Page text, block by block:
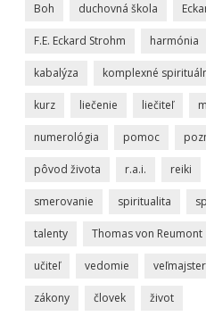
Boh duchovná škola
F.E. Eckard Strohm harmónia
kabalýza komplexné
kurz liečenie liečiteľ
numerológia pomoc
pôvod života r.a.i. reiki
smerovanie spiritualita
talenty Thomas von Reumont
učiteľ vedomie veľmajster
zákony človek život